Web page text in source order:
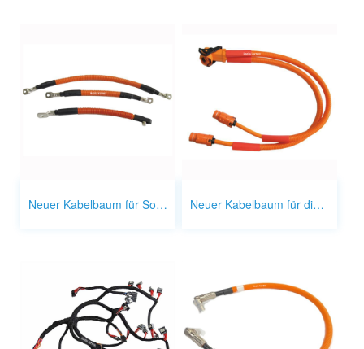
Neuer Kabelbaum für Solarmodule mit neuer Energie Neuer Kabelbaum für die Stromversorgung